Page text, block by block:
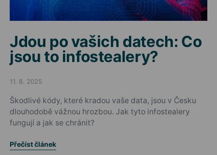
Jdou po vašich datech: Co
jsou to infostealery?
Posted on
11. 8. 2025
Škodlivé kódy, které kradou vaše data, jsou v Česku
dlouhodobě vážnou hrozbou. Jak tyto infostealery
fungují a jak se chránit?
Přečíst článek